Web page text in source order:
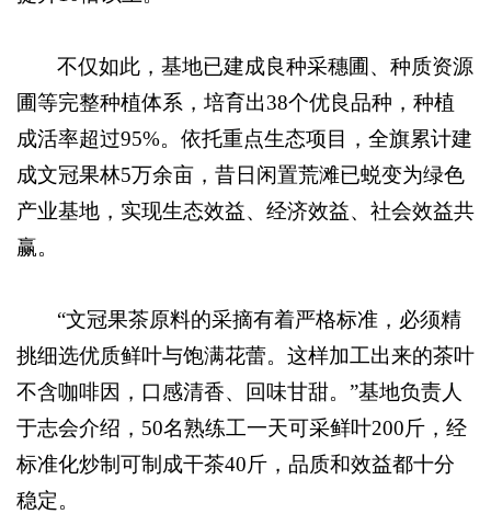
不仅如此，基地已建成良种采穗圃、种质资源
圃等完整种植体系，培育出38个优良品种，种植
成活率超过95%。依托重点生态项目，全旗累计建
成文冠果林5万余亩，昔日闲置荒滩已蜕变为绿色
产业基地，实现生态效益、经济效益、社会效益共
赢。
“文冠果茶原料的采摘有着严格标准，必须精
挑细选优质鲜叶与饱满花蕾。这样加工出来的茶叶
不含咖啡因，口感清香、回味甘甜。”基地负责人
于志会介绍，50名熟练工一天可采鲜叶200斤，经
标准化炒制可制成干茶40斤，品质和效益都十分
稳定。